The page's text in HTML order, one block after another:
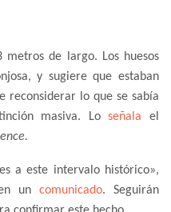
de largo. Los huesos
y sugiere que estaban
reconsiderar lo que se sabía
masiva. Loseñalael
a este intervalo histórico»,
un comunicado. Seguirán